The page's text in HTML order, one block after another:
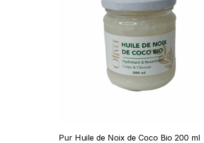
Pur Huile de Noix de Coco Bio 200 ml